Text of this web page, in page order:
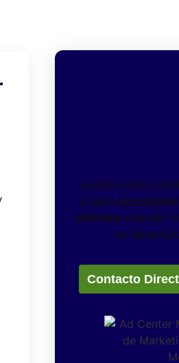
Conoce cómo
propio
clientes usando
en
Contacto